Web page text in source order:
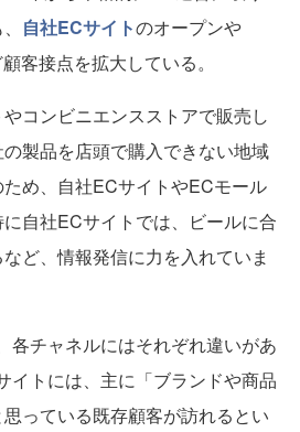
自社ECサイトのオープンや
客接点を拡大している。
やコンビニエンスストアで販売し
製品を店頭で購入できない地域
め、自社ECサイトやECモール
自社ECサイトでは、ビールに合
ど、情報発信に力を入れていま
チャネルにはそれぞれ違いがあ
イトには、主に「ブランドや商品
っている既存顧客が訪れるとい